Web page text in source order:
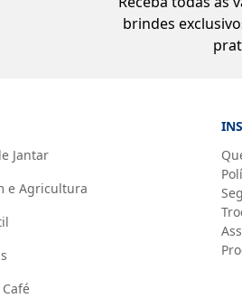
brindes
Jantar
e Agricultura